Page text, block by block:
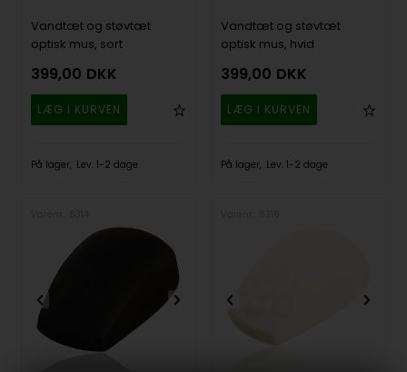
Vandtæt og støvtæt
optisk mus, sort
399,00 DKK
På lager Lev. 1-2 dage
Vandtæt og støvtæt
optisk mus, hvid
399,00 DKK
På lager Lev. 1-2 dage